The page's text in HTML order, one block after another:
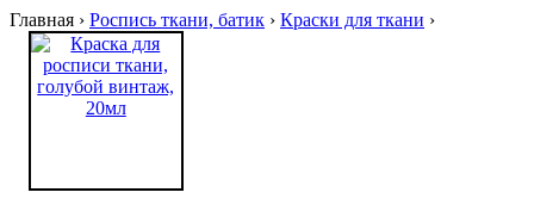
Главная › Роспись ткани, батик › Краски для ткани ›